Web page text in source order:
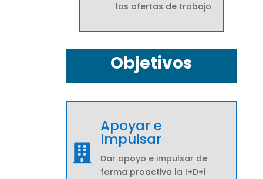
las ofertas de trabajo
Objetivos

Apoyar e
Impulsar
Dar apoyo e impulsar de
forma proactiva la I+D+i